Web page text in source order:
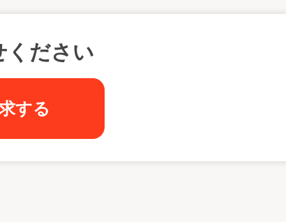
ください
する